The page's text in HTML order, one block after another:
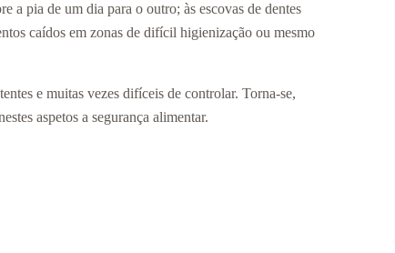
a pia de um dia para o outro; às escovas de dentes
caídos em zonas de difícil higienização ou mesmo
e muitas vezes difíceis de controlar. Torna-se,
aspetos a segurança alimentar.